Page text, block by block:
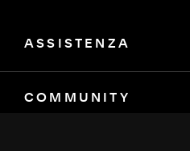
ASSISTENZA
COMMUNITY